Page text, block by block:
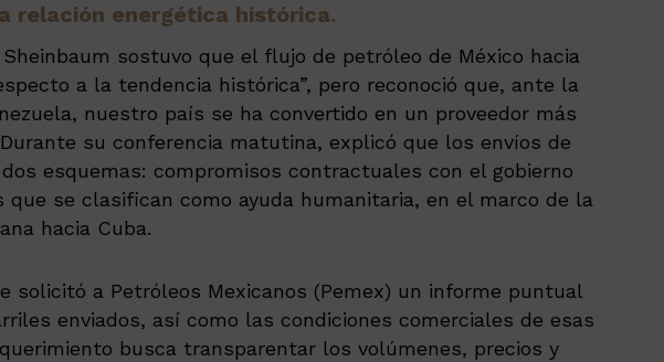
relación energética histórica.
sostuvo que el flujo de petróleo de México hacia
a la tendencia histórica”, pero reconoció que, ante la
nuestro país se ha convertido en un proveedor más
su conferencia matutina, explicó que los envíos de
esquemas: compromisos contractuales con el gobierno
que se clasifican como ayuda humanitaria, en el marco de la
hacia Cuba.
solicitó a Petróleos Mexicanos (Pemex) un informe puntual
enviados, así como las condiciones comerciales de esas
busca transparentar los volúmenes, precios y